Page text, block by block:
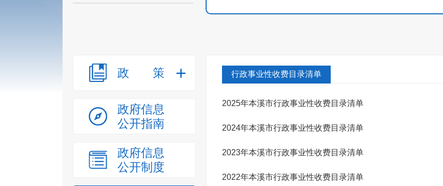
政策
政府信息
公开指南
政府信息
公开制度
行政事业性收费目录清单
2025年本溪市行政事业性收费目录清单
2024年本溪市行政事业性收费目录清单
2023年本溪市行政事业性收费目录清单
2022年本溪市行政事业性收费目录清单